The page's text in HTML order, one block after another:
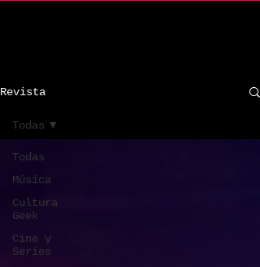
Revista
Todas
Música
Cultura
Geek
Cine y
Series
Todas